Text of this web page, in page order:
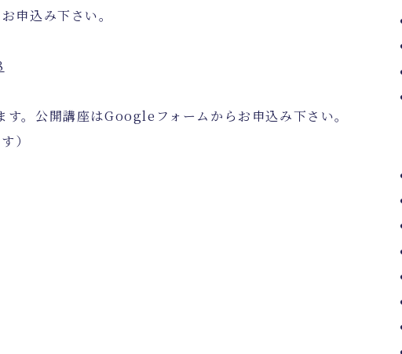
申込み下さい。
。公開講座はGoogleフォームからお申込み下さい。
）